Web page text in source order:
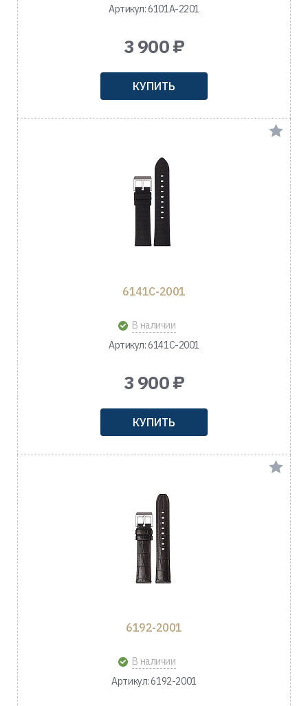
Артикул: 6101A-2201
3 900 ₽
КУПИТЬ
6141C-2001
В наличии
Артикул: 6141C-2001
3 900 ₽
КУПИТЬ
6192-2001
В наличии
Артикул: 6192-2001